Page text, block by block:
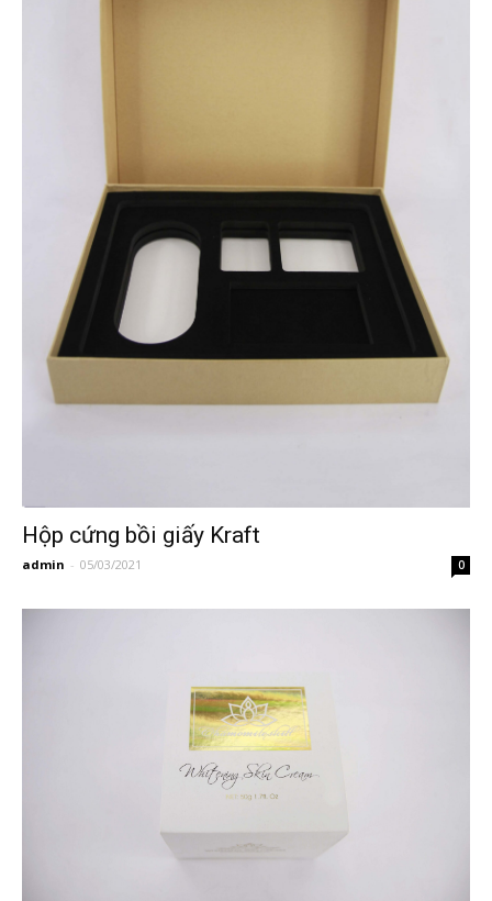
Hộp cứng bồi giấy Kraft
admin - 05/03/2021 0